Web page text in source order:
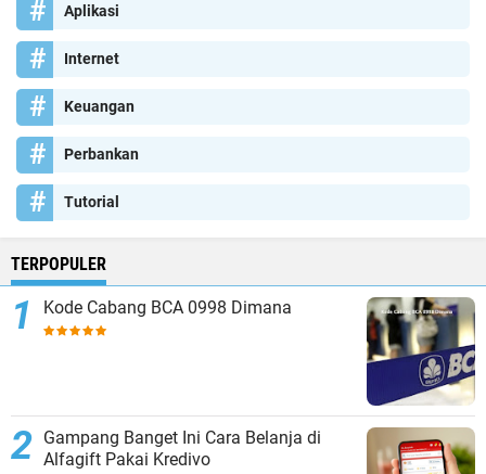
Aplikasi
Internet
Keuangan
Perbankan
Tutorial
TERPOPULER
Kode Cabang BCA 0998 Dimana
Gampang Banget Ini Cara Belanja di
Alfagift Pakai Kredivo